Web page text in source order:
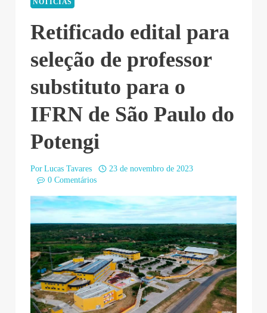
NOTÍCIAS
Retificado edital para
seleção de professor
substituto para o
IFRN de São Paulo do
Potengi
Por Lucas Tavares
23 de novembro de 2023
0 Comentários